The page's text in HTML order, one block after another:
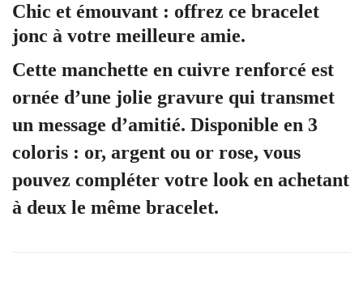
Chic et émouvant : offrez ce bracelet
jonc à votre meilleure amie.
Cette manchette en cuivre renforcé est
ornée d’une jolie gravure qui transmet
un message d’amitié. Disponible en 3
coloris : or, argent ou or rose, vous
pouvez compléter votre look en achetant
à deux le même bracelet.